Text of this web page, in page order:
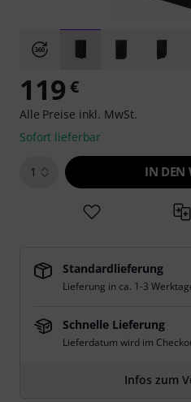
119 €
Alle Preise inkl. MwSt.
Sofort lieferbar
1 IN DEN
Standardlieferung
Lieferung in ca. 1-3
Schnelle Lieferung
Lieferdatum wird im
Infos zum